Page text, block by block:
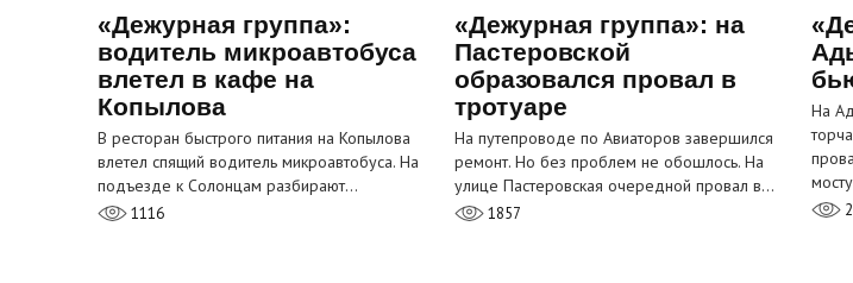
«Дежурная группа»:
водитель микроавтобуса
влетел в кафе на
Копылова
В ресторан быстрого питания на Копылова
влетел спящий водитель микроавтобуса. На
подъезде к Солонцам разбирают…
1116
«Дежурная группа»: на
Пастеровской
образовался провал в
тротуаре
На путепроводе по Авиаторов завершился
ремонт. Но без проблем не обошлось. На
улице Пастеровская очередной провал в…
1857
На